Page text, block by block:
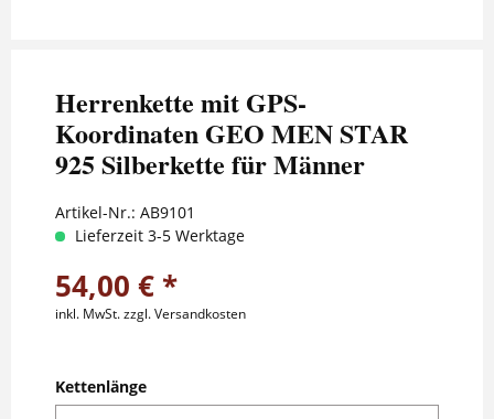
Herrenkette mit GPS-
Koordinaten GEO MEN STAR
925 Silberkette für Männer
Artikel-Nr.: AB9101
Lieferzeit 3-5 Werktage
54,00 € *
inkl. MwSt.zzgl. Versandkosten
Kettenlänge